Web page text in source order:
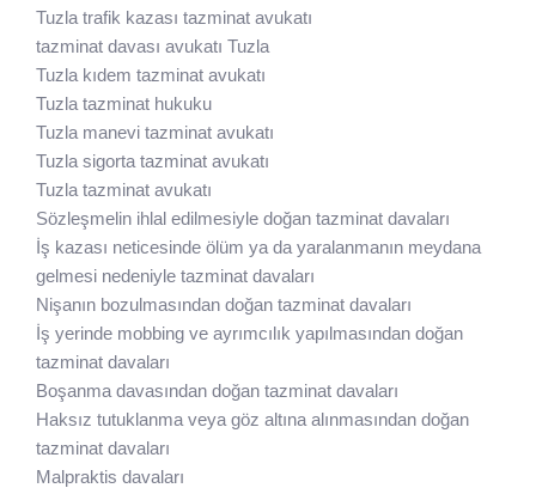
Tuzla trafik kazası tazminat avukatı
tazminat davası avukatı Tuzla
Tuzla kıdem tazminat avukatı
Tuzla tazminat hukuku
Tuzla manevi tazminat avukatı
Tuzla sigorta tazminat avukatı
Tuzla tazminat avukatı
Sözleşmelin ihlal edilmesiyle doğan tazminat davaları
İş kazası neticesinde ölüm ya da yaralanmanın meydana
gelmesi nedeniyle tazminat davaları
Nişanın bozulmasından doğan tazminat davaları
İş yerinde mobbing ve ayrımcılık yapılmasından doğan
tazminat davaları
Boşanma davasından doğan tazminat davaları
Haksız tutuklanma veya göz altına alınmasından doğan
tazminat davaları
Malpraktis davaları